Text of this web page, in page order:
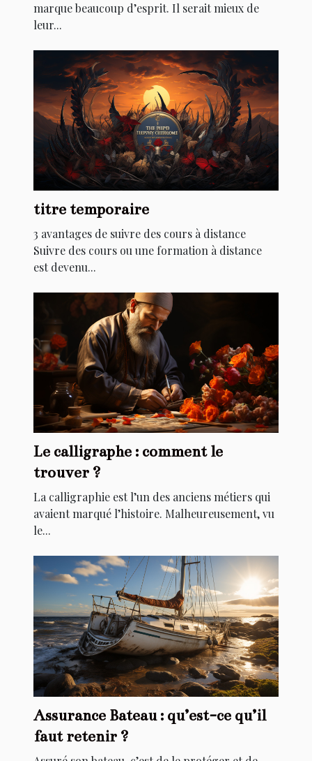
marque beaucoup d’esprit. Il serait mieux de
leur...
titre temporaire
3 avantages de suivre des cours à distance
Suivre des cours ou une formation à distance
est devenu...
Le calligraphe : comment le
trouver ?
La calligraphie est l’un des anciens métiers qui
avaient marqué l’histoire. Malheureusement, vu
le...
Assurance Bateau : qu’est-ce qu’il
faut retenir ?